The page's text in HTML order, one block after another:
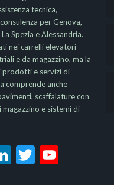
tecnica,
per Genova,
Spezia e Alessandria.
nei carrelli elevatori
e da magazzino, ma la
prodotti e servizi di
comprende anche
scaffalature con
e sistemi di
LinkedIn
Twitter